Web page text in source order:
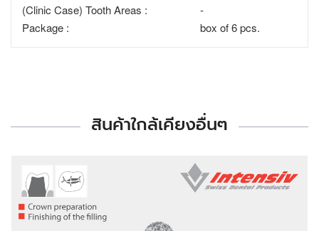
(Clinic Case) Tooth Areas :
-
Package :
box of 6 pcs.
สินค้าใกล้เคียงอื่นๆ